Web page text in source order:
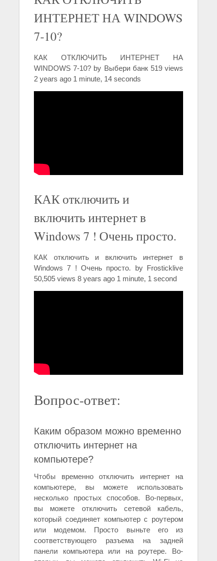
ИНТЕРНЕТ НА WINDOWS
7-10?
КАК ОТКЛЮЧИТЬ ИНТЕРНЕТ НА
WINDOWS 7-10? by Выбери банк 519 views
2 years ago 1 minute, 14 seconds
КАК отключить и
включить интернет в
Windows 7 ! Очень просто.
КАК отключить и включить интернет в
Windows 7 ! Очень просто. by Frosticklive
50,505 views 8 years ago 1 minute, 1 second
Вопрос-ответ:
Каким образом можно временно
отключить интернет на
компьютере?
Чтобы временно отключить интернет на
компьютере, вы можете использовать
несколько простых способов. Во-первых,
вы можете отключить сетевой кабель,
который соединяет компьютер с роутером
или модемом. Просто выньте его из
соответствующего разъема на задней
панели компьютера или на роутере. Во-